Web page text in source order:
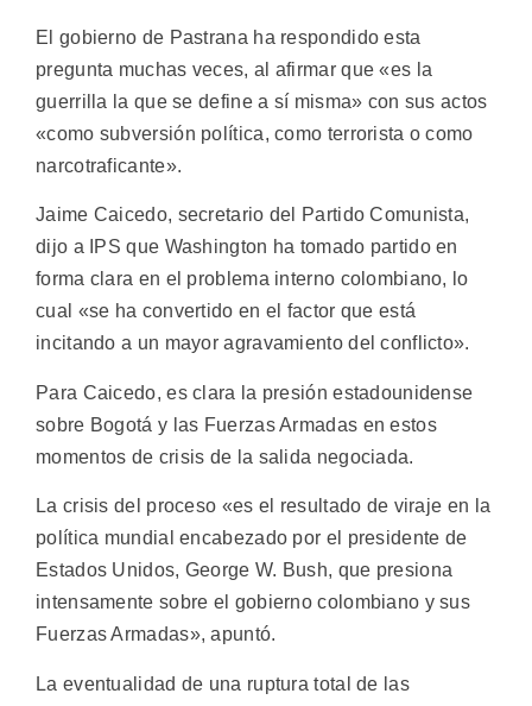
El gobierno de Pastrana ha respondido esta
pregunta muchas veces, al afirmar que «es la
guerrilla la que se define a sí misma» con sus actos
«como subversión política, como terrorista o como
narcotraficante».
Jaime Caicedo, secretario del Partido Comunista,
dijo a IPS que Washington ha tomado partido en
forma clara en el problema interno colombiano, lo
cual «se ha convertido en el factor que está
incitando a un mayor agravamiento del conflicto».
Para Caicedo, es clara la presión estadounidense
sobre Bogotá y las Fuerzas Armadas en estos
momentos de crisis de la salida negociada.
La crisis del proceso «es el resultado de viraje en la
política mundial encabezado por el presidente de
Estados Unidos, George W. Bush, que presiona
intensamente sobre el gobierno colombiano y sus
Fuerzas Armadas», apuntó.
La eventualidad de una ruptura total de las